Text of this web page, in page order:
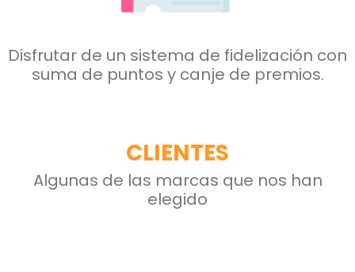
Disfrutar de un sistema de fidelización con
suma de puntos y canje de premios.
CLIENTES
Algunas de las marcas que nos han
elegido